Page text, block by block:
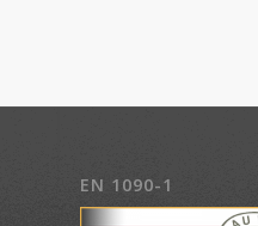
EN 1090-1